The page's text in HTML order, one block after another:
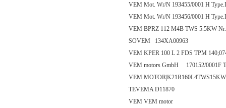
VEM Mot. Wr/N 193455/0001 H
VEM Mot. Wr/N 193456/0001 H
VEM BPRZ 112 M4B TWS 5.5KW
SOVEM 134XA00963
VEM KPER 100 L 2 FDS TPM
VEM motors GmbH 170152/0001F
VEM MOTOR|K21R160L4TWS15KW
TEVEMA D11870
VEM VEM motor